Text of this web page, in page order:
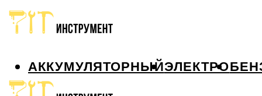
АККУМУЛЯТОРНЫЙЭЛЕКТРО